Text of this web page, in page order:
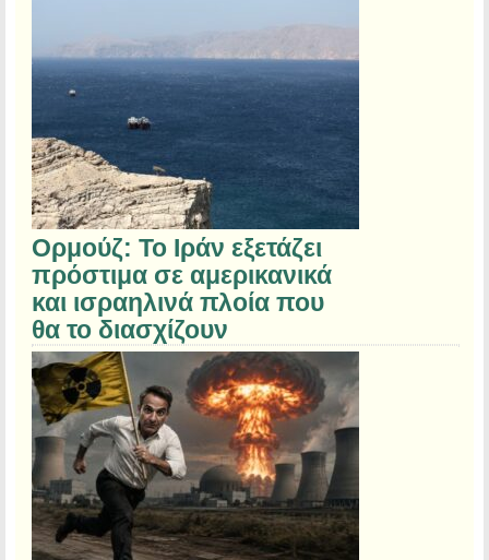
Ορμούζ: Το Ιράν εξετάζει
πρόστιμα σε αμερικανικά
και ισραηλινά πλοία που
θα το διασχίζουν